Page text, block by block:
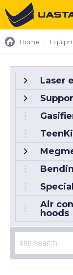
Home
Laser
Air
hoods